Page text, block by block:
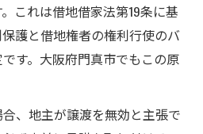
これは借地借家法第19条に基
護と借地権者の権利行使のバ
す。大阪府門真市でもこの原
、地主が譲渡を無効と主張で